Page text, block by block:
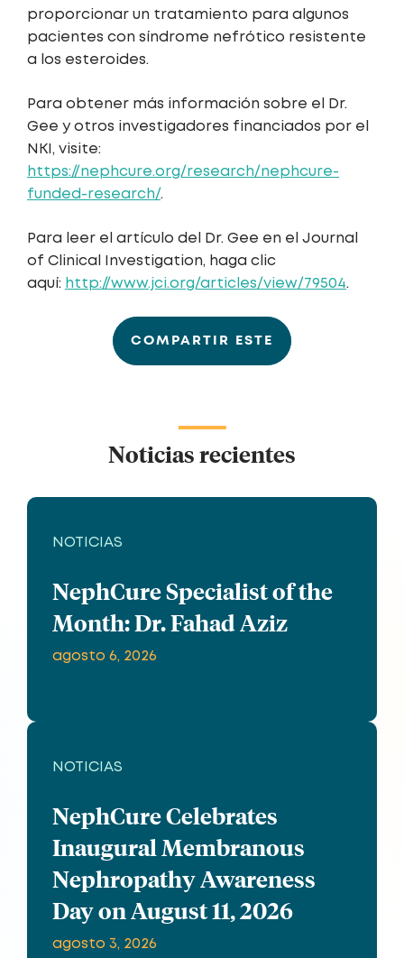
proporcionar un tratamiento para algunos
pacientes con síndrome nefrótico resistente
a los esteroides.
Para obtener más información sobre el Dr.
Gee y otros investigadores financiados por el
NKI, visite:
https://nephcure.org/research/nephcure-
funded-research/.
Para leer el artículo del Dr. Gee en el Journal
of Clinical Investigation, haga clic
aquí: http://www.jci.org/articles/view/79504.
COMPARTIR ESTE
Noticias recientes
NOTICIAS
NephCure Specialist of the
Month: Dr. Fahad Aziz
agosto 6, 2026
NOTICIAS
NephCure Celebrates
Inaugural Membranous
Nephropathy Awareness
Day on August 11, 2026
agosto 3, 2026